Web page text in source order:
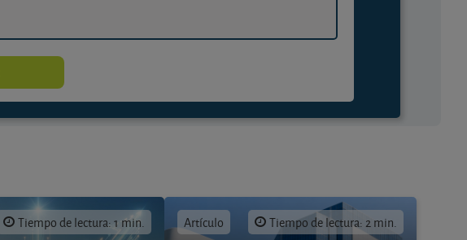
Tiempo de lectura: 1 min. Artículo Tiempo de lectura: 2 min.